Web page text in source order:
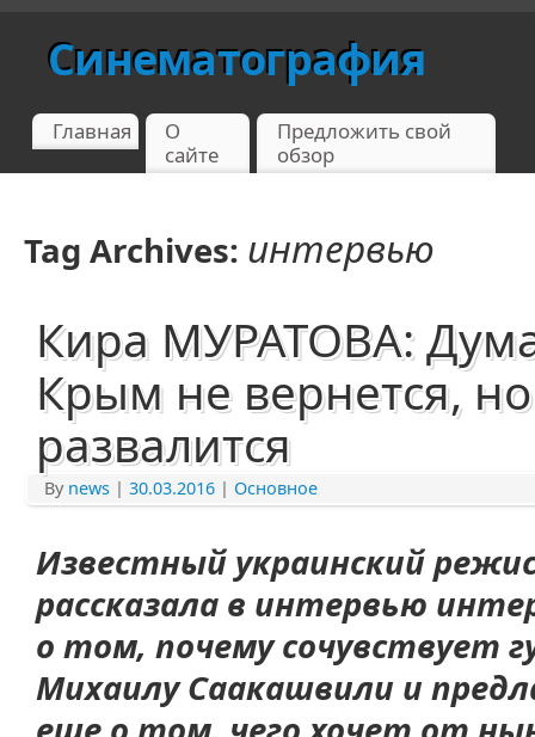
Синематография
Главная
О
сайте
Предложить свой
обзор
Tag Archives: интервью
Кира МУРАТОВА:
Крым не вернется,
развалится
By news | 30.03.2016 | Основное
Известный украинский
рассказала в интервью
о том, почему сочувствует
Михаилу Саакашвили и